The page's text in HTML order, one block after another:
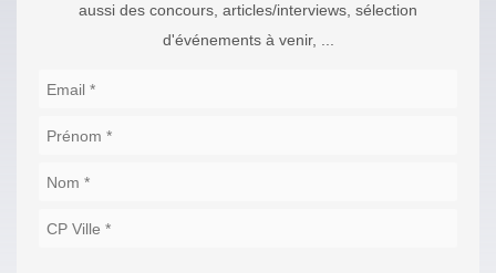
aussi des concours, articles/interviews, sélection
d'événements à venir, ...